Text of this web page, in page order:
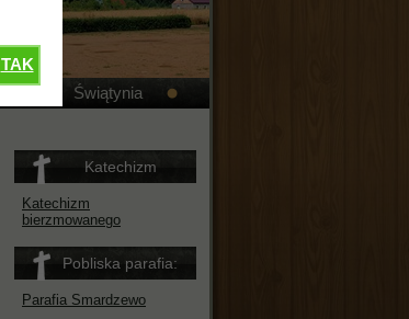
TAK
Świątynia
Katechizm
Katechizm
bierzmowanego
Pobliska parafia:
Parafia Smardzewo